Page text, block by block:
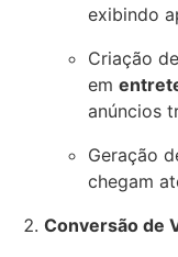
exibindo
Criação
em
anúncios
Geração
chegam
Conversão de